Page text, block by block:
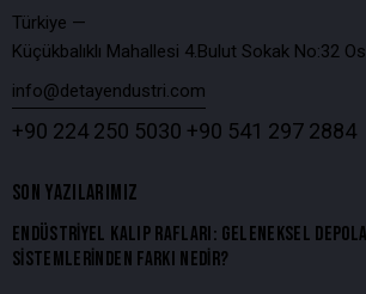
Türkiye —
Küçükbalıklı Mahallesi 4.Bulut Sokak No:32
info@detayendustri.com
+90 224 250 5030 +90 541 297 2884
SON YAZILARIMIZ
ENDÜSTRIYEL KALIP RAFLARI: GELENEKSEL
SISTEMLERINDEN FARKI NEDIR?